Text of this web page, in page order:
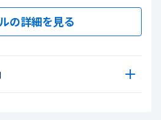
の詳細を見る